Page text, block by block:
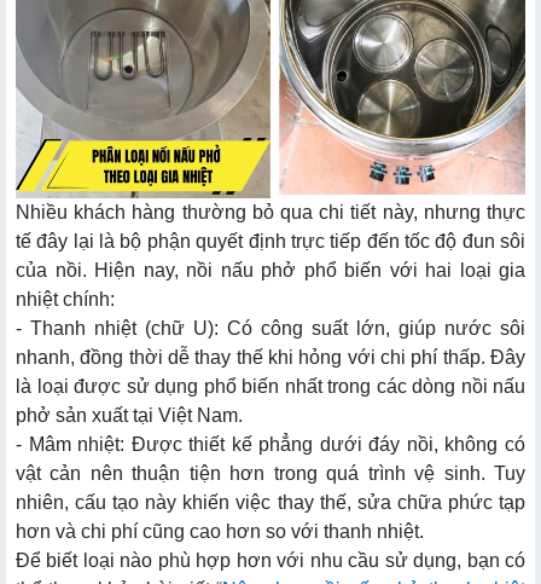
Nhiều khách hàng thường bỏ qua chi tiết này, nhưng thực
tế đây lại là bộ phận quyết định trực tiếp đến tốc độ đun sôi
của nồi. Hiện nay, nồi nấu phở phổ biến với hai loại gia
nhiệt chính:
- Thanh nhiệt (chữ U): Có công suất lớn, giúp nước sôi
nhanh, đồng thời dễ thay thế khi hỏng với chi phí thấp. Đây
là loại được sử dụng phổ biến nhất trong các dòng nồi nấu
phở sản xuất tại Việt Nam.
- Mâm nhiệt: Được thiết kế phẳng dưới đáy nồi, không có
vật cản nên thuận tiện hơn trong quá trình vệ sinh. Tuy
nhiên, cấu tạo này khiến việc thay thế, sửa chữa phức tạp
hơn và chi phí cũng cao hơn so với thanh nhiệt.
Để biết loại nào phù hợp hơn với nhu cầu sử dụng, bạn có